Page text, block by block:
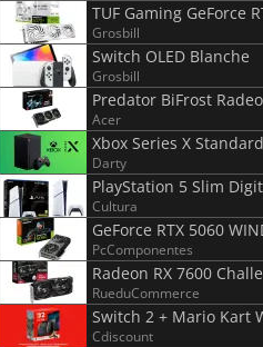
Grosbill
Switch OLED Blanche
Grosbill
Acer
Xbox Series X Standard
Darty
Cultura
PcComponentes
Radeon RX 7600
RueduCommerce
Switch 2 + Mario Kart
Cdiscount